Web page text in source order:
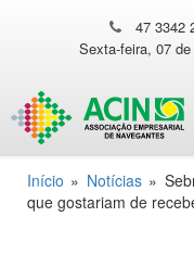
47 3342
Sexta-feira, 07
Início » Notícias»
que gostariam de